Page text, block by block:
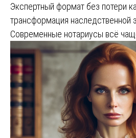
Экспертный формат без потери
трансформация наследственной
Современные нотариусы всё